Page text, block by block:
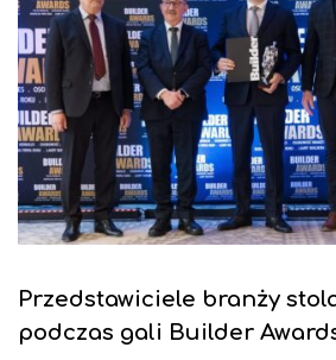
Przedstawiciele branży
podczas gali Builder